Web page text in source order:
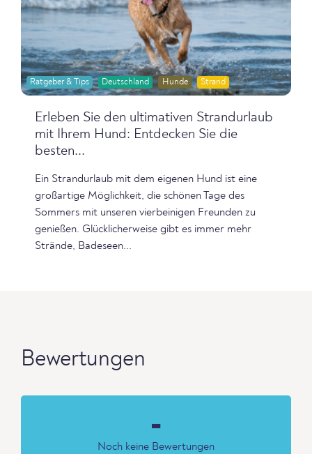
Ratgeber & Tips Deutschland Hunde Strand
Erleben Sie den ultimativen Strandurlaub
mit Ihrem Hund: Entdecken Sie die
besten...
Ein Strandurlaub mit dem eigenen Hund ist eine
großartige Möglichkeit, die schönen Tage des
Sommers mit unseren vierbeinigen Freunden zu
genießen. Glücklicherweise gibt es immer mehr
Strände, Badeseen...
Bewertungen
-
Noch keine Bewertungen